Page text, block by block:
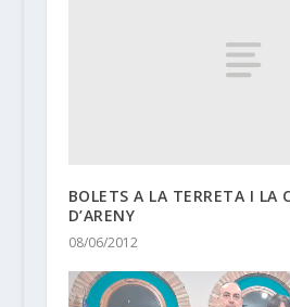
BOLETS A LA TERRETA I LA
D’ARENY
08/06/2012